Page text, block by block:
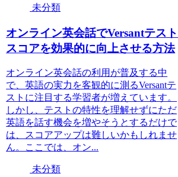
未分類
オンライン英会話でVersantテスト
スコアを効果的に向上させる方法
オンライン英会話の利用が普及する中
で、英語の実力を客観的に測るVersantテ
ストに注目する学習者が増えています。
しかし、テストの特性を理解せずにただ
英語を話す機会を増やそうとするだけで
は、スコアアップは難しいかもしれませ
ん。ここでは、オン...
未分類